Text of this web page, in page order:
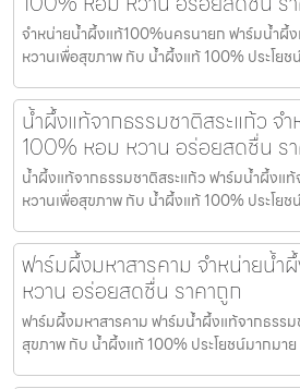
จำหน่ายน้ำผึ้งแท้100%นครนายก ฟาร์มน้ำผึ้
หวานเพื่อสุขภาพ กับ น้ำผึ้งแท้ 100% ประโยช
น้ำผึ้งแท้จากธรรมชาติสระแก้ว จ
100% หอม หวาน อร่อยสดชื่น ร
น้ำผึ้งแท้จากธรรมชาติสระแก้ว ฟาร์มน้ำผึ้งแ
หวานเพื่อสุขภาพ กับ น้ำผึ้งแท้ 100% ประโยช
ฟาร์มผึ้งมหาสารคาม จำหน่ายน้ำ
หวาน อร่อยสดชื่น ราคาถูก
ฟาร์มผึ้งมหาสารคาม ฟาร์มน้ำผึ้งแท้จากธรร
สุขภาพ กับ น้ำผึ้งแท้ 100% ประโยชน์มากมา